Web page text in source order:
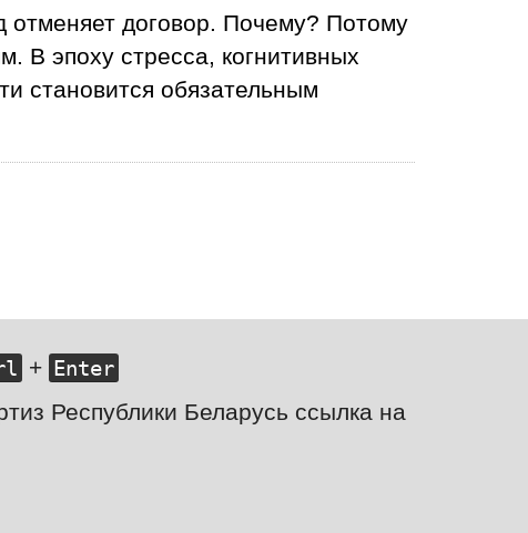
отменяет договор. Почему? Потому
В эпоху стресса, когнитивных
становится обязательным
+ Enter
Республики Беларусь ссылка на